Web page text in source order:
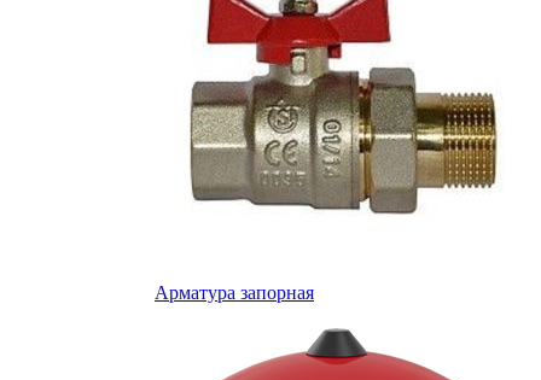
Арматура запорная